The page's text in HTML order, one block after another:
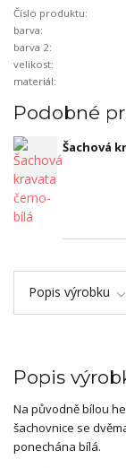
Číslo produktu:
barva:
barva 2:
velikost:
materiál:
Podobné
Šachová
Popis výrobku
Popis
Na původně bílou
šachovnice se
ponechána bílá.